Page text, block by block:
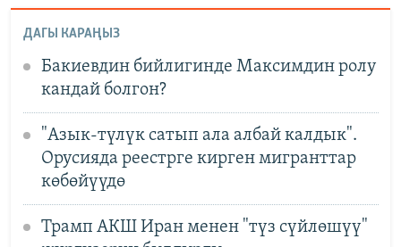
ДАГЫ КАРАҢЫЗ
Бакиевдин бийлигинде Максимдин ролу
кандай болгон?
"Азык-түлүк сатып ала албай калдык".
Орусияда реестрге кирген мигранттар
көбөйүүдө
Трамп АКШ Иран менен "түз сүйлөшүү"